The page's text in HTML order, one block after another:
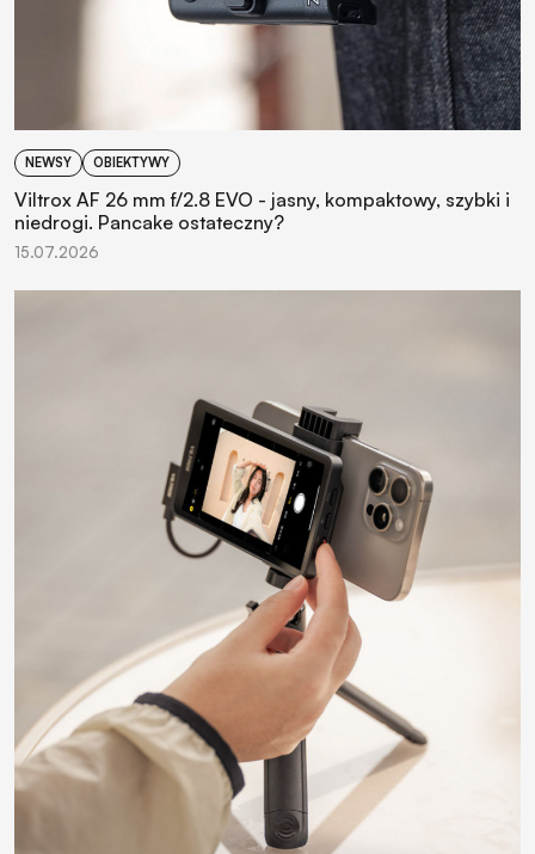
NEWSY OBIEKTYWY
Viltrox AF 26 mm f/2.8 EVO - jasny, kompaktowy, szybki i
niedrogi. Pancake ostateczny?
15.07.2026